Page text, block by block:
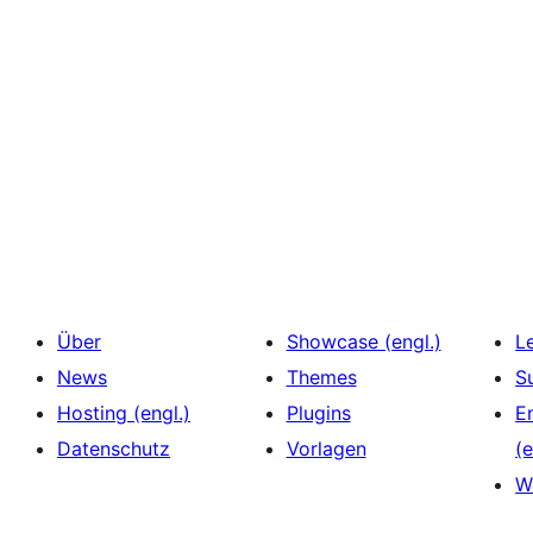
Über
News
Hosting (engl.)
Datenschutz
Showcase (engl.)
Themes
Plugins
Vorlagen